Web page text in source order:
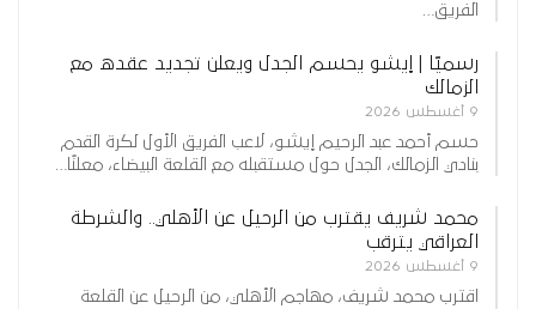
الفريق…
رسميًا | إيشو يحسم الجدل ويعلن تجديد عقده مع
الزمالك
9 أغسطس 2026
حسم أحمد عبد الرحيم إيشو، لاعب الفريق الأول لكرة القدم
بنادي الزمالك، الجدل حول مستقبله مع القلعة البيضاء، معلنًا…
محمد شريف يقترب من الرحيل عن الأهلي.. والشرطة
العراقي يترقب
9 أغسطس 2026
اقترب محمد شريف، مهاجم الأهلي، من الرحيل عن القلعة